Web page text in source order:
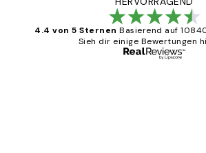
4.4 von 5 Sternen Basierend auf
Sieh dir einige Bewertungen